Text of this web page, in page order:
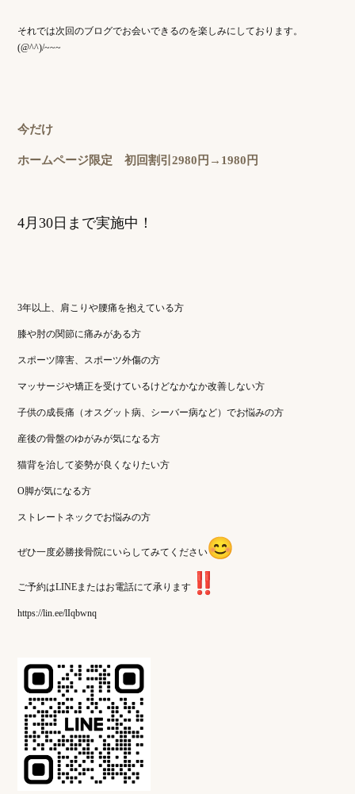
それでは次回のブログでお会いできるのを楽しみにしております。
(@^^)/~~~
今だけ
ホームページ限定 初回割引2980円→1980円
4月30日まで実施中！
3年以上、肩こりや腰痛を抱えている方
膝や肘の関節に痛みがある方
スポーツ障害、スポーツ外傷の方
マッサージや矯正を受けているけどなかなか改善しない方
子供の成長痛（オスグット病、シーバー病など）でお悩みの方
産後の骨盤のゆがみが気になる方
猫背を治して姿勢が良くなりたい方
O脚が気になる方
ストレートネックでお悩みの方
ぜひ一度必勝接骨院にいらしてみてください
ご予約はLINEまたはお電話にて承ります
https://lin.ee/lIqbwnq